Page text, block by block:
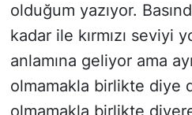
olduğum yazıyor.
kadar ile kırmızı seviyi
anlamına geliyor ama
olmamakla birlikte diye
olmamakla birlikte